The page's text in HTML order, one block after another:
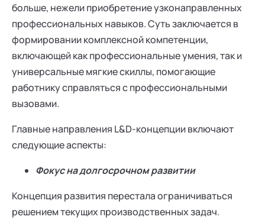
больше, нежели приобретение узконаправленных
профессиональных навыков. Суть заключается в
формировании комплексной компетенции,
включающей как профессиональные умения, так и
универсальные мягкие скиллы, помогающие
работнику справляться с профессиональными
вызовами.
Главные направления L&D-концепции включают
следующие аспекты:
Фокус на долгосрочном развитии
Концепция развития перестала ограничиваться
решением текущих производственных задач.